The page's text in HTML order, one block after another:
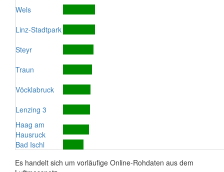
Wels
Linz-Stadtpark
Steyr
Traun
Vöcklabruck
Lenzing 3
Haag am
Hausruck
Bad Ischl
Es handelt sich um vorläufige Online-Rohdaten aus dem